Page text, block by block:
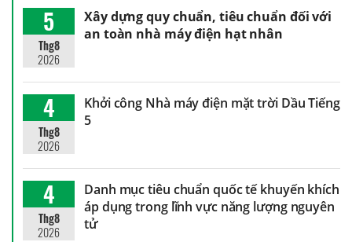
5
Thg8
2026
Xây dựng quy chuẩn, tiêu chuẩn đối với
an toàn nhà máy điện hạt nhân
4
Thg8
2026
Khởi công Nhà máy điện mặt trời Dầu Tiếng
5
4
Thg8
2026
Danh mục tiêu chuẩn quốc tế khuyến khích
áp dụng trong lĩnh vực năng lượng nguyên
tử